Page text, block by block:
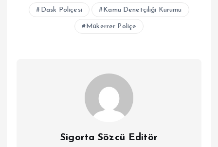
Dask Poliçesi Kamu Denetçiliği Kurumu
Mükerrer Poliçe
Sigorta Sözcü Editör